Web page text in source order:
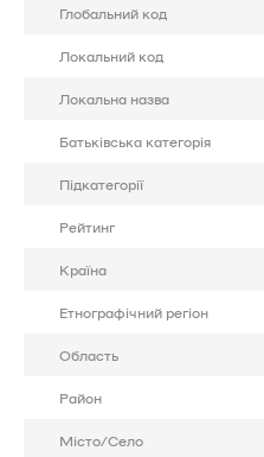
Глобальний код
Локальний код
Локальна назва
Батькiвська категорія
Підкатегорії
Рейтинг
Країна
Етнографічний регіон
Область
Район
Місто/Село